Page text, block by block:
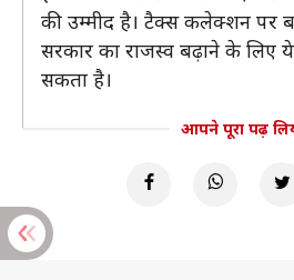
की उम्मीद है। टैक्स कलेक्शन पर
सरकार का राजस्व बढ़ाने के लिए
सकता है।
आपने पूरा पढ़